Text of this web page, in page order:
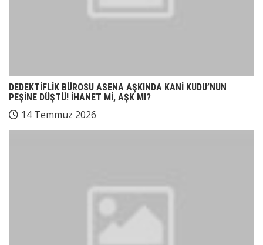
DEDEKTİFLİK BÜROSU ASENA AŞKINDA KANİ KUDU’NUN
PEŞİNE DÜŞTÜ! İHANET Mİ, AŞK MI?
14 Temmuz 2026